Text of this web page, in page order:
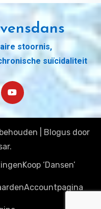
stoornis,
suïcidaliteit
Blogusdoor
.
Koop ‘Dansen’
Accountpagina